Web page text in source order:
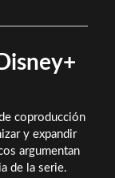
coproducción
y expandir
argumentan
de la serie.